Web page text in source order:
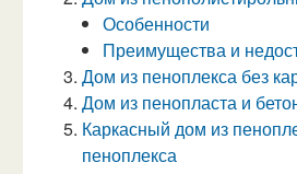
Особенности
Преимущества и
Дом из пеноплекса без
Дом из пенопласта и
Каркасный дом из
пеноплекса